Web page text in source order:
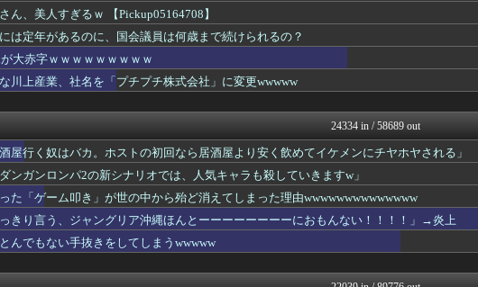
ンブルン揺れてしまう ※gifあり
ター」の初打ち感想 出玉報告【5ch口コ...
した仮設風呂に入浴する
VIPPER速報
連続クリアした
げぇ速
れって需要ありますか？」
腸がんステージ4
ゲーム魔人
まとめたニュース
に来たよ❤」ﾊﾟｼｬ
なんJミュージアム
ファミスタ」を倒して以来30年頂点に居座っ...
トレンドの通り道
そう、、、」→お◯ぱいがエ口すぎワロタｗ...
えっ!?またここのサイト?
カ。ホストの初回なら居酒屋より安く飲めてイ...
アニゲー速報
チャンス掴む「3割打っても呼ばれない...
フィルダースチョイス
定ｗｗｗ
スコールちゃんねる｜２ちゃ...
金？そいつらが俺に何かしてくれたのか・・...
ルンにはみ出させて踊るｗｗｗｗｗｗ
筋肉速報
ん、美人すぎるｗ 【Pickup05164708】
は定年があるのに、国会議員は何歳まで続けられるの？
が大赤字ｗｗｗｗｗｗｗｗｗ
川上産業、社名を「プチプチ株式会社」に変更wwwww
24334 in / 58689 out
屋行く奴はバカ。ホストの初回なら居酒屋より安く飲めてイケメンにチヤホヤされる」
ンガンロンパ2の新シナリオでは、人気キャラも殺していきますw」
た「ゲーム叩き」が世の中から殆ど消えてしまった理由wwwwwwwwwwwwww
っきり言う、ジャングリア沖縄ほんとーーーーーーーーにおもんない！！！！」→炎上
んでもない手抜きをしてしまうwwwww